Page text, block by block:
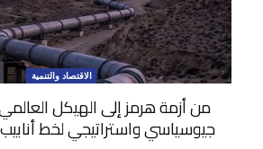
الاقتصاد والتنمية
من أزمة هرمز إلى الهيكل
جيوسياسي واستراتيجي لخط